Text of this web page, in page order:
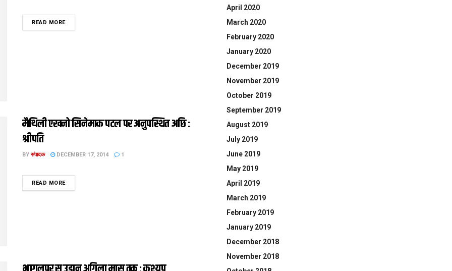
READ MOREDETAILS
मैथिली एखनो सिनेमाक पटल पर अनुपस्थित अछि :
श्रीपति
BY संपादक DECEMBER 17, 2014 1
READ MOREDETAILS
April 2020
March 2020
February 2020
January 2020
December 2019
November 2019
October 2019
September 2019
August 2019
July 2019
June 2019
May 2019
April 2019
March 2019
February 2019
January 2019
December 2018
November 2018